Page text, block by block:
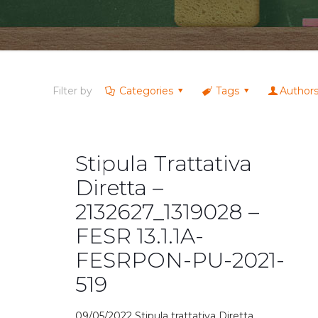
Filter by Categories Tags
Stipula Trattativa
Diretta –
2132627_1319028 –
FESR 13.1.1A-
FESRPON-PU-2021-
519